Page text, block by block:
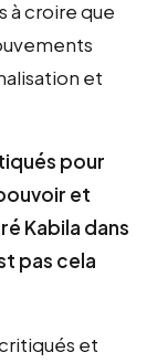
à croire que
et
pour
et
Kabila dans
pas cela
et